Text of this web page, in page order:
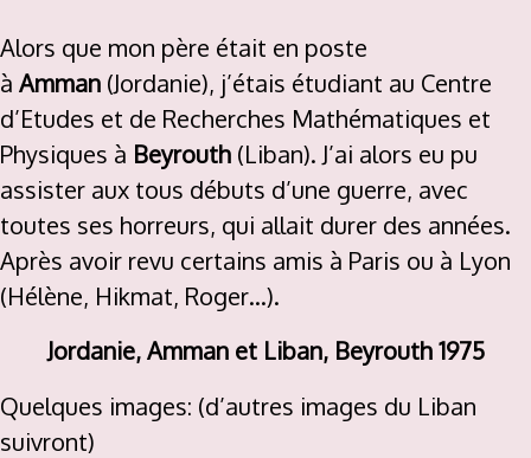
Alors que mon père était en poste
à Amman (Jordanie), j’étais étudiant au Centre
d’Etudes et de Recherches Mathématiques et
Physiques à Beyrouth (Liban). J’ai alors eu pu
assister aux tous débuts d’une guerre, avec
toutes ses horreurs, qui allait durer des années.
Après avoir revu certains amis à Paris ou à Lyon
(Hélène, Hikmat, Roger…).
Jordanie, Amman et Liban, Beyrouth 1975
Quelques images: (d’autres images du Liban
suivront)